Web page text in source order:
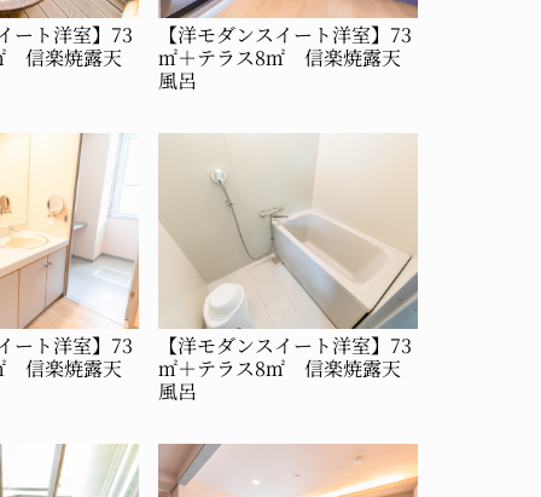
ート洋室】73
信楽焼露天
【洋モダンスイート洋室】73
㎡＋テラス8㎡ 信楽焼露天
風呂
ート洋室】73
信楽焼露天
【洋モダンスイート洋室】73
㎡＋テラス8㎡ 信楽焼露天
風呂